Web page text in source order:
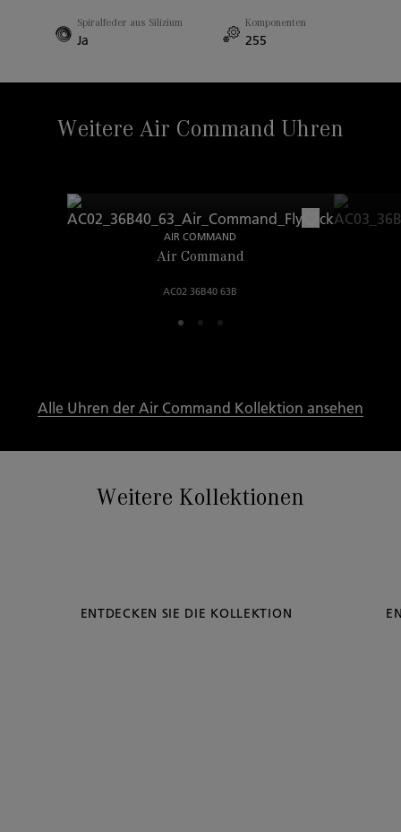
Hornabstand
Spiralfeder aus Silizium
Ja
Komponenten
255
Weitere Air Command Uhren
AIR COMMAND
Air Command
AC02 36B40 63B
Alle Uhren der Air Command Kollektion ansehen
Weitere Kollektionen
ENTDECKEN SIE DIE KOLLEKTION